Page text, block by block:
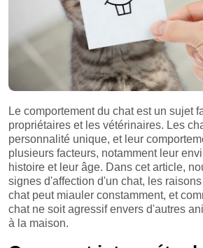
Le comportement du chat est un sujet
propriétaires et les vétérinaires. Les
personnalité unique, et leur
plusieurs facteurs, notamment leur
histoire et leur âge. Dans cet article,
signes d'affection d'un chat, les
chat peut miauler constamment, et
chat ne soit agressif envers d'autres
à la maison.